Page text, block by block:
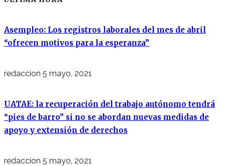
Asempleo: Los registros laborales del mes de abril
“ofrecen motivos para la esperanza”
redaccion 5 mayo, 2021
UATAE: la recuperación del trabajo autónomo tendrá
“pies de barro” si no se abordan nuevas medidas de
apoyo y extensión de derechos
redaccion 5 mayo, 2021